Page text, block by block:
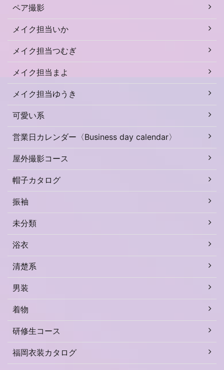
ペア撮影
メイク担当いか
メイク担当つむぎ
メイク担当まよ
メイク担当ゆうき
可愛い系
営業日カレンダー〈Business day calendar〉
屋外撮影コース
帽子カタログ
振袖
未分類
浴衣
清楚系
男装
着物
研修生コース
福岡衣装カタログ